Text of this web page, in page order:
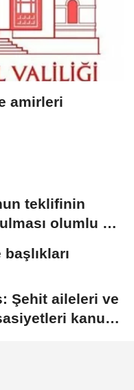
amirleri
teklifinin
olumlu bir
Şehit aileleri ve
kanun